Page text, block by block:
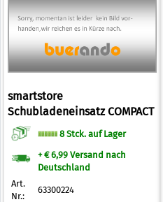
smartstore
Schubladeneinsatz COMPACT
SORT, 200 x 100 mm
8 Stck. auf Lager
+ € 6,99 Versand nach
Deutschland
Art.
Nr.:
63300224